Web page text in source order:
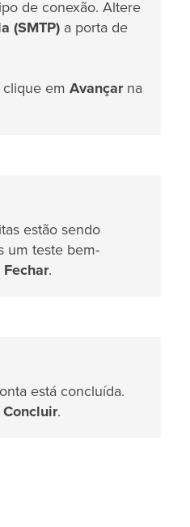
de conexão. Altere
(SMTP) a porta de
em Avançarna
estão sendo
um teste bem-
Fechar.
está concluída.
Concluir.